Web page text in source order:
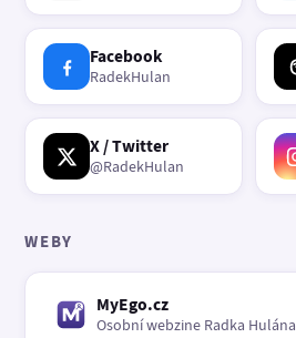
Facebook
RadekHulan
X / Twitter
@RadekHulan
WEBY
MyEgo.cz
Osobní webzine Radka Hulána